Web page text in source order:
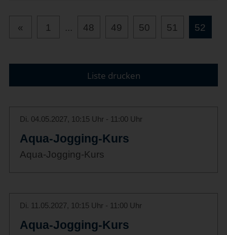
« 1 ... 48 49 50 51 52
Liste drucken
Di. 04.05.2027, 10:15 Uhr - 11:00 Uhr
Aqua-Jogging-Kurs
Aqua-Jogging-Kurs
Di. 11.05.2027, 10:15 Uhr - 11:00 Uhr
Aqua-Jogging-Kurs